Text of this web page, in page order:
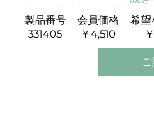
林農場で蒸留されていま
大自然のマイナスイオン
て知られています。温か
間を演出してくれます。
製品番号
331405
会員価格
￥4,510
希望